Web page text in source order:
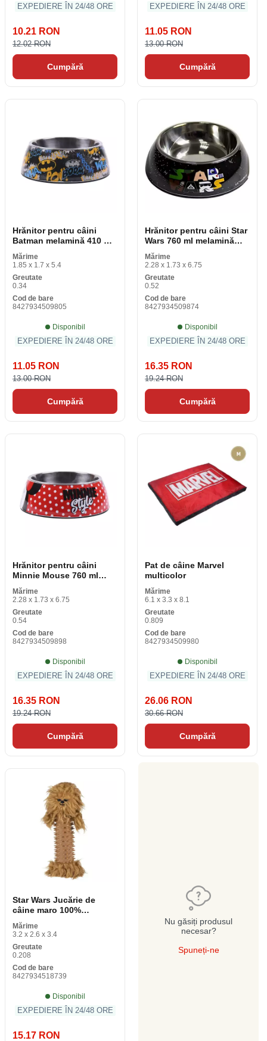
EXPEDIERE ÎN 24/48 ORE
10.21 RON
12.02 RON
Cumpără
EXPEDIERE ÎN 24/48 ORE
11.05 RON
13.00 RON
Cumpără
Hrănitor pentru câini
Batman melamină 410 ml
Metal Multicolor
Mărime
1.85 x 1.7 x 5.4
Greutate
0.34
Cod de bare
8427934509805
Disponibil
EXPEDIERE ÎN 24/48 ORE
11.05 RON
13.00 RON
Cumpără
Hrănitor pentru câini Star
Wars 760 ml melamină
Metal multicolor
Mărime
2.28 x 1.73 x 6.75
Greutate
0.52
Cod de bare
8427934509874
Disponibil
EXPEDIERE ÎN 24/48 ORE
16.35 RON
19.24 RON
Cumpără
Hrănitor pentru câini
Minnie Mouse 760 ml
melamină Metal
multicolor
Mărime
2.28 x 1.73 x 6.75
Greutate
0.54
Cod de bare
8427934509898
Disponibil
EXPEDIERE ÎN 24/48 ORE
16.35 RON
19.24 RON
Cumpără
Pat de câine Marvel
multicolor
Mărime
6.1 x 3.3 x 8.1
Greutate
0.809
Cod de bare
8427934509980
Disponibil
EXPEDIERE ÎN 24/48 ORE
26.06 RON
30.66 RON
Cumpără
Star Wars Jucărie de
câine maro 100%
poliester
Mărime
3.2 x 2.6 x 3.4
Greutate
0.208
Cod de bare
8427934518739
Disponibil
EXPEDIERE ÎN 24/48 ORE
15.17 RON
Nu găsiți produsul
necesar?
Spuneți-ne